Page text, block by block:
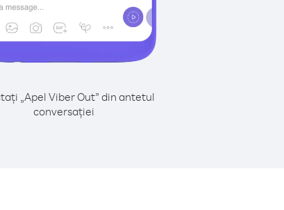
„Apel Viber Out” din antetul
conversației